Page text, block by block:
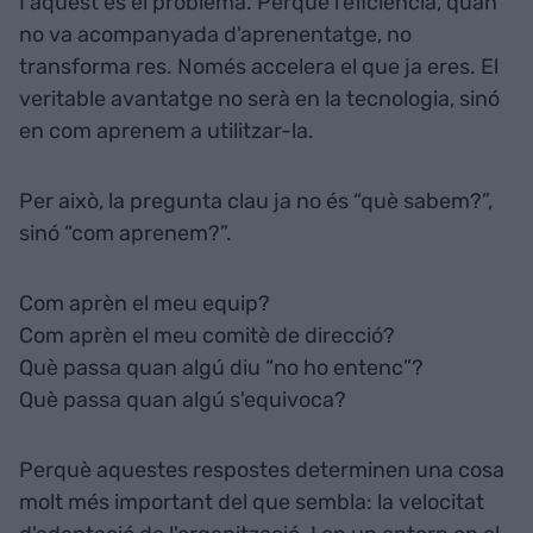
no va acompanyada d'aprenentatge, no
transforma res. Només accelera el que ja eres. El
veritable avantatge no serà en la tecnologia, sinó
en com aprenem a utilitzar-la.
Per això, la pregunta clau ja no és “què sabem?”,
sinó “com aprenem?”.
Com aprèn el meu equip?
Com aprèn el meu comitè de direcció?
Què passa quan algú diu “no ho entenc”?
Què passa quan algú s'equivoca?
Perquè aquestes respostes determinen una cosa
molt més important del que sembla: la velocitat